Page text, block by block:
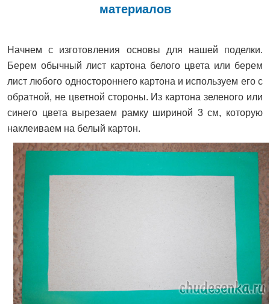
материалов
Начнем с изготовления основы для нашей поделки.
Берем обычный лист картона белого цвета или берем
лист любого одностороннего картона и используем его с
обратной, не цветной стороны. Из картона зеленого или
синего цвета вырезаем рамку шириной 3 см, которую
наклеиваем на белый картон.